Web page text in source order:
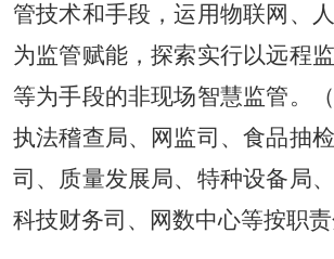
管技术和手段，运用物联网、
为监管赋能，探索实行以远程
等为手段的非现场智慧监管。（
执法稽查局、网监司、食品抽
司、质量发展局、特种设备局、
科技财务司、网数中心等按职责